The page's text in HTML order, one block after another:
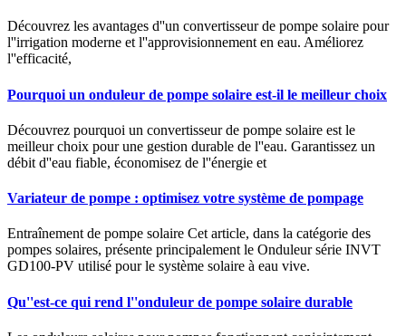
Découvrez les avantages d''un convertisseur de pompe solaire pour
l''irrigation moderne et l''approvisionnement en eau. Améliorez
l''efficacité,
Pourquoi un onduleur de pompe solaire est-il le meilleur choix
Découvrez pourquoi un convertisseur de pompe solaire est le
meilleur choix pour une gestion durable de l''eau. Garantissez un
débit d''eau fiable, économisez de l''énergie et
Variateur de pompe : optimisez votre système de pompage
Entraînement de pompe solaire Cet article, dans la catégorie des
pompes solaires, présente principalement le Onduleur série INVT
GD100-PV utilisé pour le système solaire à eau vive.
Qu''est-ce qui rend l''onduleur de pompe solaire durable